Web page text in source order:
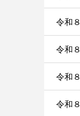
令和
令和
令和
令和